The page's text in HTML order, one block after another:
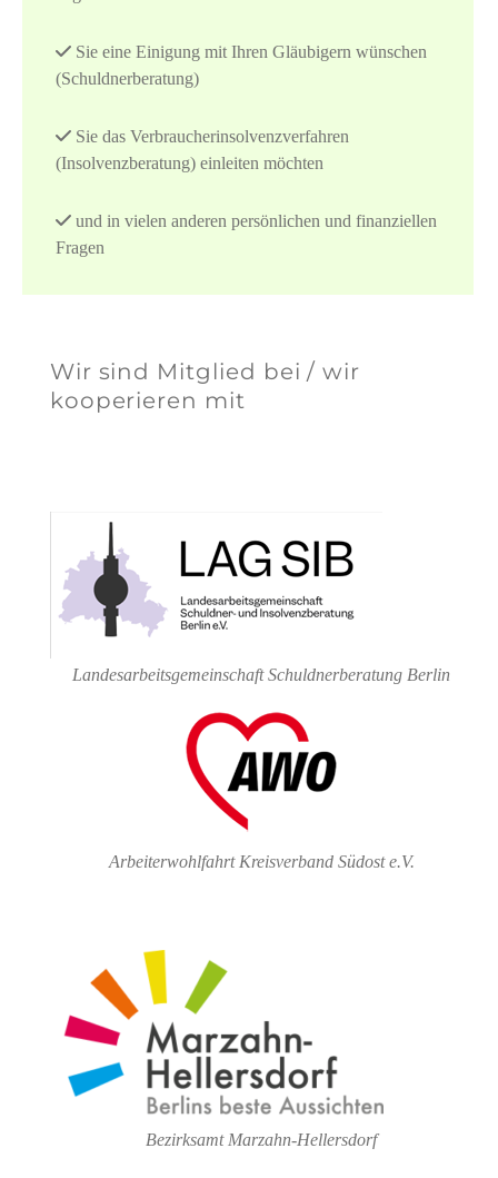
Sie eine Einigung mit Ihren Gläubigern wünschen
(Schuldnerberatung)
Sie das Verbraucherinsolvenzverfahren
(Insolvenzberatung) einleiten möchten
und in vielen anderen persönlichen und finanziellen
Fragen
Wir sind Mitglied bei / wir
kooperieren mit
Landesarbeitsgemeinschaft Schuldnerberatung Berlin
Arbeiterwohlfahrt Kreisverband Südost e.V.
Bezirksamt Marzahn-Hellersdorf